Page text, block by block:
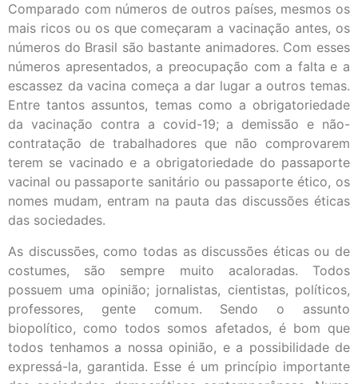
Comparado com números de outros países, mesmos os
mais ricos ou os que começaram a vacinação antes, os
números do Brasil são bastante animadores. Com esses
números apresentados, a preocupação com a falta e a
escassez da vacina começa a dar lugar a outros temas.
Entre tantos assuntos, temas como a obrigatoriedade
da vacinação contra a covid-19; a demissão e não-
contratação de trabalhadores que não comprovarem
terem se vacinado e a obrigatoriedade do passaporte
vacinal ou passaporte sanitário ou passaporte ético, os
nomes mudam, entram na pauta das discussões éticas
das sociedades.
As discussões, como todas as discussões éticas ou de
costumes, são sempre muito acaloradas. Todos
possuem uma opinião; jornalistas, cientistas, políticos,
professores, gente comum. Sendo o assunto
biopolítico, como todos somos afetados, é bom que
todos tenhamos a nossa opinião, e a possibilidade de
expressá-la, garantida. Esse é um princípio importante